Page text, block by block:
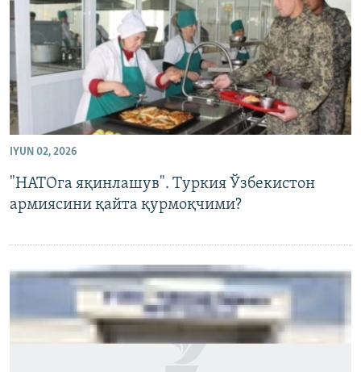
IYUN 02, 2026
"НАТОга яқинлашув". Туркия Ўзбекистон
армиясини қайта қурмоқчими?